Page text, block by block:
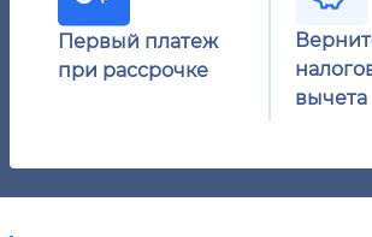
Первый платеж
при рассрочке
вычета